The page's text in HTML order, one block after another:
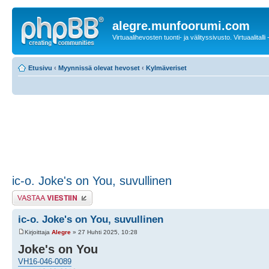
alegre.munfoorumi.com
Virtuaalihevosten tuonti- ja välityssivusto. Virtuaalitalli
Etusivu ‹ Myynnissä olevat hevoset ‹ Kylmäveriset
ic-o. Joke's on You, suvullinen
Lähetä vastaus
ic-o. Joke's on You, suvullinen
Kirjoittaja Alegre » 27 Huhti 2025, 10:28
Joke's on You
VH16-046-0089